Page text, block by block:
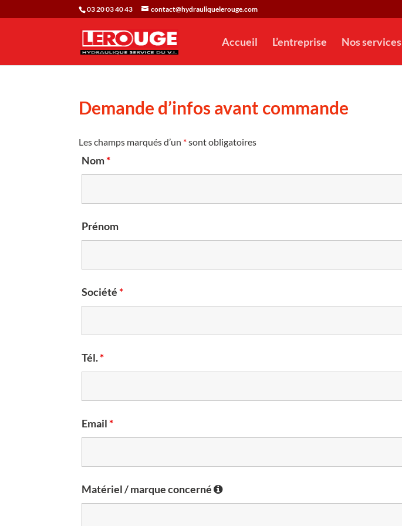
03 20 03 40 43 contact@hydrauliquelerouge.com
Accueil L’entreprise Nos services
Demande d’infos avant commande
Les champs marqués d’un *sont obligatoires
Nom*
Prénom
Société*
Tél.*
Email*
Matériel / marque concerné